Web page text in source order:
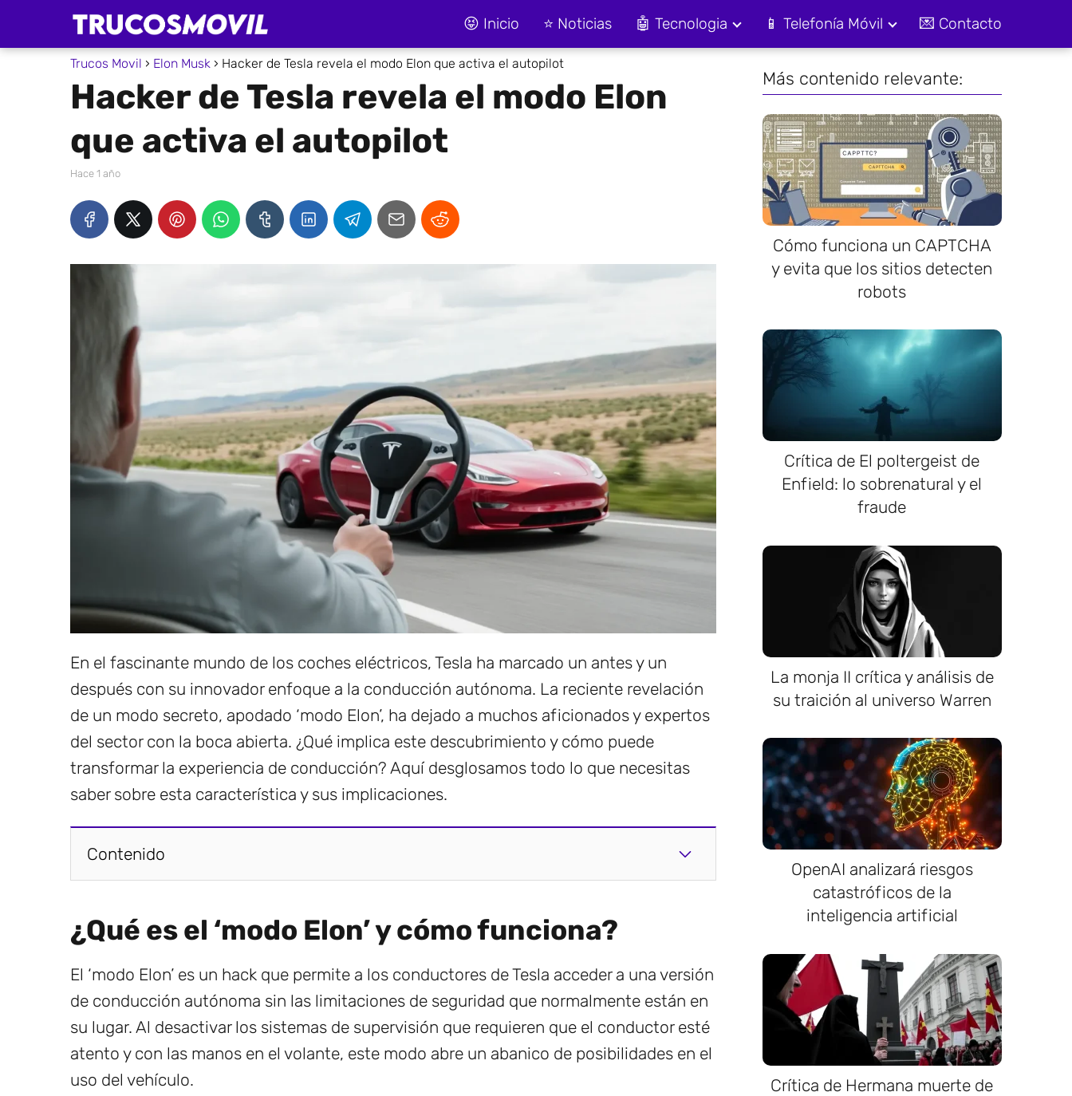
😝 Inicio ⭐ Noticias 🤖 Tecnologia 📱 Telefonía Móvil 💌 Contacto
Trucos Movil Elon Musk Hacker de Tesla revela el modo Elon que activa el autopilot
Hacker de Tesla revela el modo Elon
que activa el autopilot
hace 1 año
En el fascinante mundo de los coches eléctricos, Tesla ha marcado un antes y un
después con su innovador enfoque a la conducción autónoma. La reciente revelación
de un modo secreto, apodado ‘modo Elon’, ha dejado a muchos aficionados y expertos
del sector con la boca abierta. ¿Qué implica este descubrimiento y cómo puede
transformar la experiencia de conducción? Aquí desglosamos todo lo que necesitas
saber sobre esta característica y sus implicaciones.
Contenido
¿Qué es el ‘modo Elon’ y cómo funciona?
El ‘modo Elon’ es un hack que permite a los conductores de Tesla acceder a una versión
de conducción autónoma sin las limitaciones de seguridad que normalmente están en
su lugar. Al desactivar los sistemas de supervisión que requieren que el conductor esté
atento y con las manos en el volante, este modo abre un abanico de posibilidades en el
uso del vehículo.
Más contenido relevante:
Cómo funciona un CAPTCHA
y evita que los sitios detecten
robots
Crítica de El poltergeist de
Enfield: lo sobrenatural y el
fraude
La monja II crítica y análisis de
su traición al universo Warren
OpenAI analizará riesgos
catastróficos de la
inteligencia artificial
Crítica de Hermana muerte de